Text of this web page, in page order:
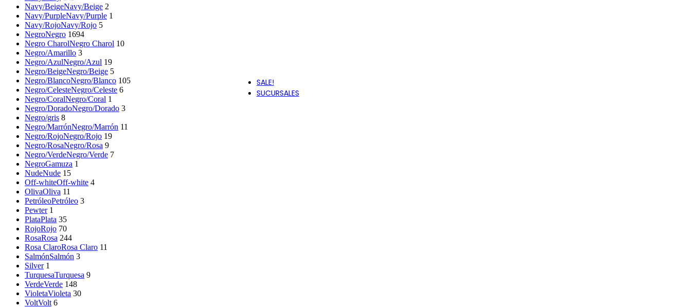
SALE!
SUCURSALES
Navy/BeigeNavy/Beige 2
Navy/PurpleNavy/Purple 1
Navy/RojoNavy/Rojo 5
NegroNegro 1694
Negro CharolNegro Charol 10
Negro/Amarillo 3
Negro/AzulNegro/Azul 19
Negro/BeigeNegro/Beige 5
Negro/BlancoNegro/Blanco 105
Negro/CelesteNegro/Celeste 6
Negro/CoralNegro/Coral 1
Negro/DoradoNegro/Dorado 3
Negro/gris 8
Negro/MarrónNegro/Marrón 11
Negro/RojoNegro/Rojo 19
Negro/RosaNegro/Rosa 9
Negro/VerdeNegro/Verde 7
NegroGamuza 1
NudeNude 15
Off-whiteOff-white 4
OlivaOliva 11
PetróleoPetróleo 3
Pewter 1
PlataPlata 35
RojoRojo 70
RosaRosa 244
Rosa ClaroRosa Claro 11
SalmónSalmón 3
Silver 1
TurquesaTurquesa 9
VerdeVerde 148
VioletaVioleta 30
VoltVolt 6